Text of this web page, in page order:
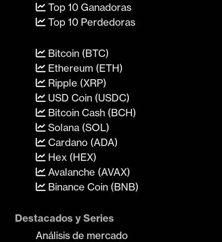
Top 10 Ganadoras
Top 10 Perdedoras
Bitcoin (BTC)
Ethereum (ETH)
Ripple (XRP)
USD Coin (USDC)
Bitcoin Cash (BCH)
Solana (SOL)
Cardano (ADA)
Hex (HEX)
Avalanche (AVAX)
Binance Coin (BNB)
Destacados y Series
Análisis de mercado